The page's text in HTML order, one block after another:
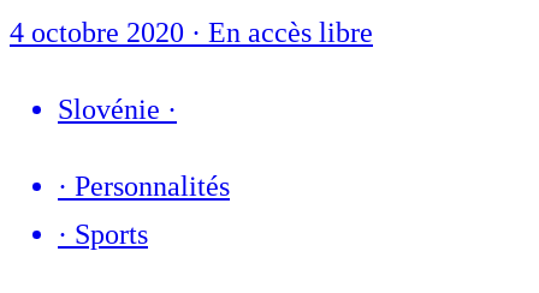
4 octobre 2020 · En accès libre
Slovénie ·
· Personnalités
· Sports